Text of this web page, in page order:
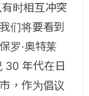
时相互冲突
们将要看到
罗·奥特莱
30 年代在日
，作为倡议